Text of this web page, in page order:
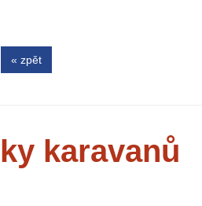
« zpět
karavanů